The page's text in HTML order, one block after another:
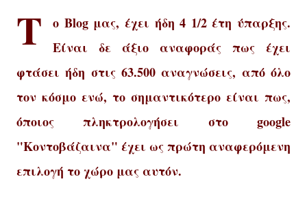
Τ ο Blog μας, έχει ήδη4 1/2έτη ύπαρξης.
Είναι δε άξιο αναφοράς πως έχει
φτάσει ήδη στις 63.500 αναγνώσεις, από όλο
τον κόσμο ενώ, το σημαντικότερο είναι πως,
όποιος πληκτρολογήσει στο google
"Κοντοβάζαινα" έχει ως πρώτη αναφερόμενη
επιλογή το χώρο μας αυτόν.